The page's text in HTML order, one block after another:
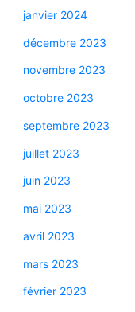
janvier 2024
décembre 2023
novembre 2023
octobre 2023
septembre 2023
juillet 2023
juin 2023
mai 2023
avril 2023
mars 2023
février 2023